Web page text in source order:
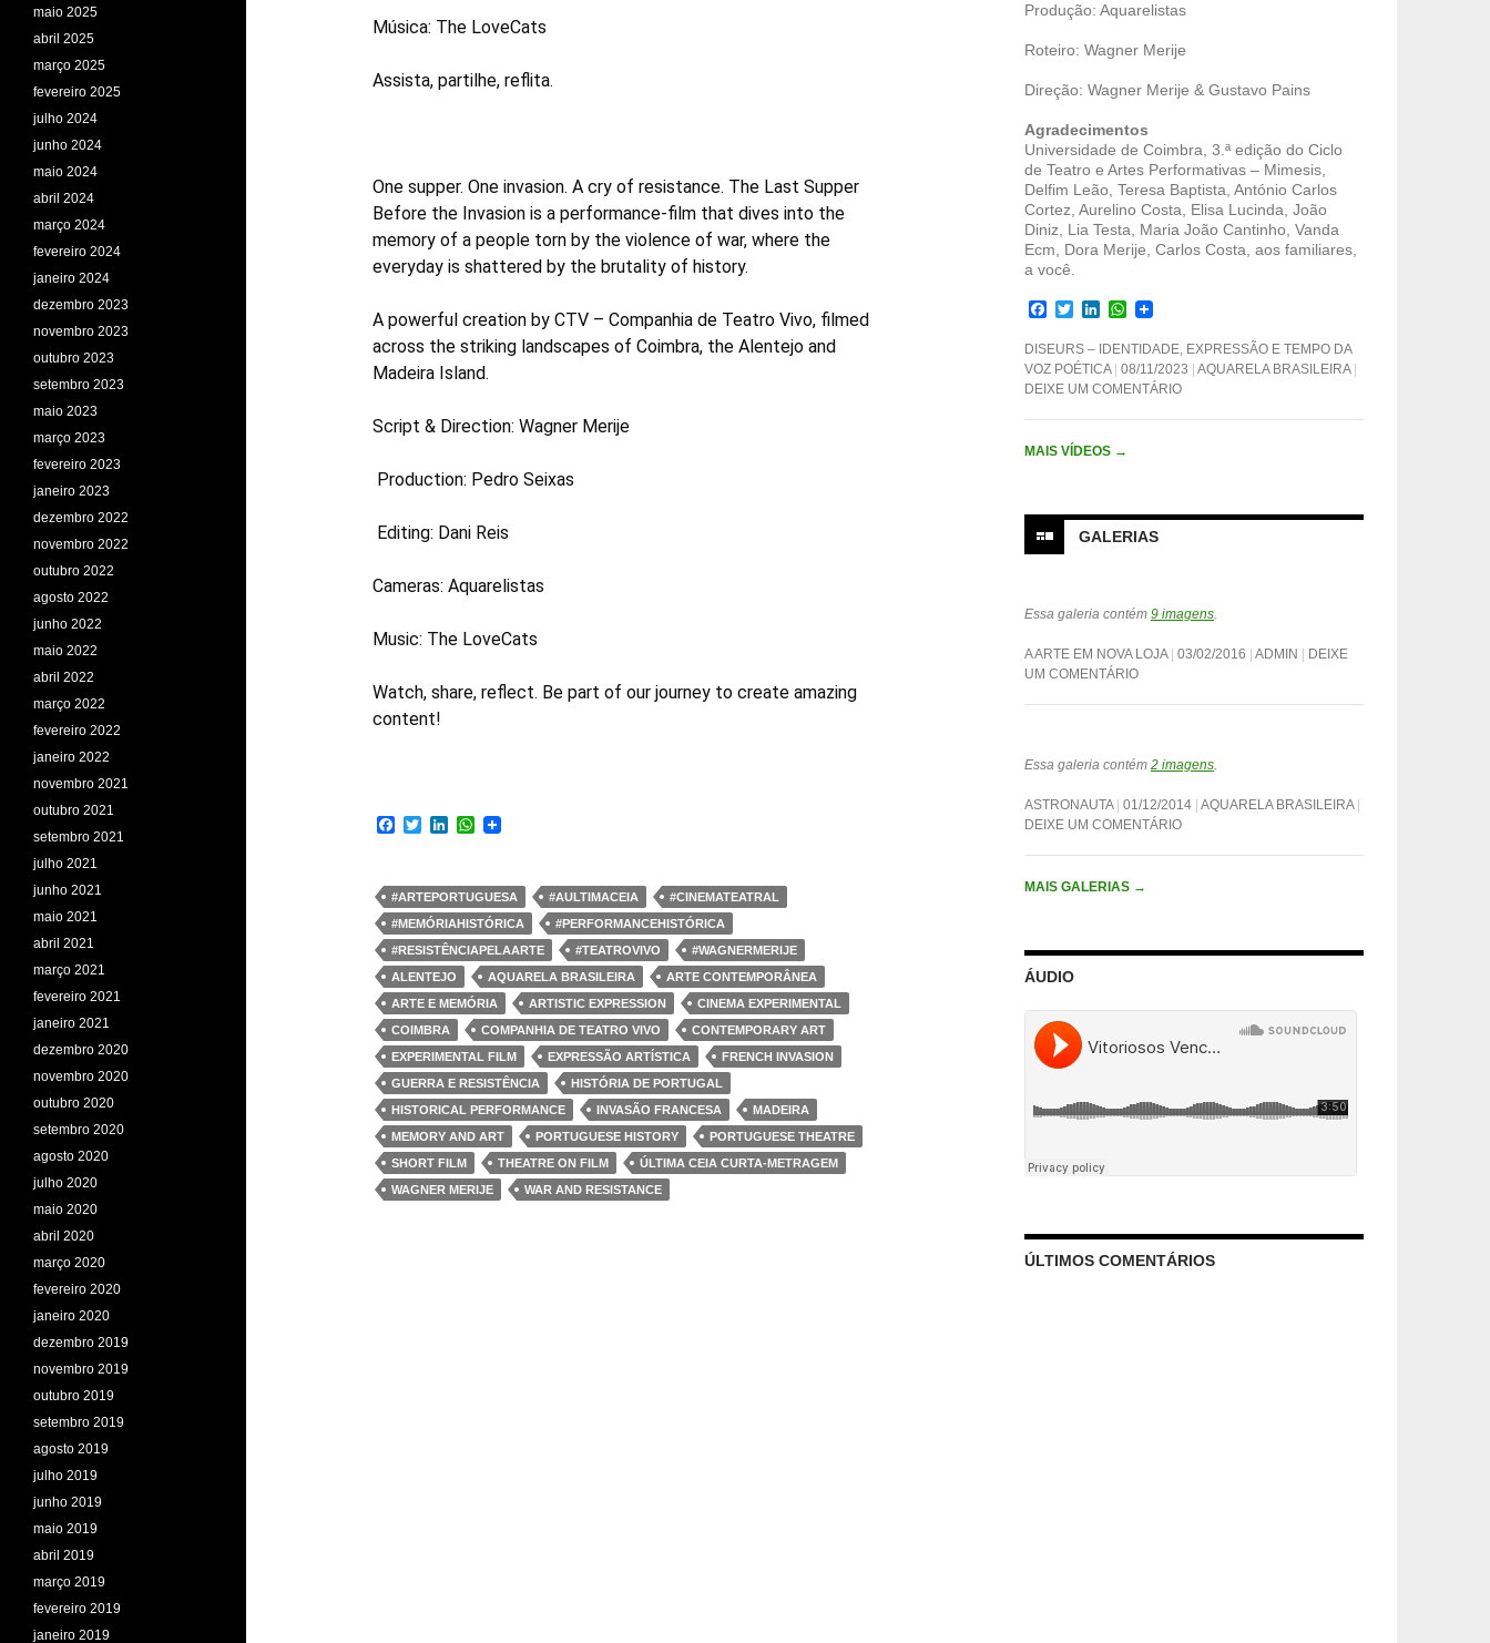
Música: The LoveCats
Assista, partilhe, reflita.
One supper. One invasion. A cry of resistance. The Last Supper
Before the Invasion is a performance-film that dives into the
memory of a people torn by the violence of war, where the
everyday is shattered by the brutality of history.
A powerful creation by CTV – Companhia de Teatro Vivo, filmed
across the striking landscapes of Coimbra, the Alentejo and
Madeira Island.
Script & Direction: Wagner Merije
Production: Pedro Seixas
Editing: Dani Reis
Cameras: Aquarelistas
Music: The LoveCats
Watch, share, reflect. Be part of our journey to create amazing
content!
F
b
o
o
k
T
t
e
r
L
e
d
I
n
W
s
A
p
p
#ARTEPORTUGUESA #AULTIMACEIA
#CINEMATEATRAL
#MEMÓRIAHISTÓRICA
#PERFORMANCEHISTÓRICA
#RESISTÊNCIAPELAARTE
#TEATROVIVO
#WAGNERMERIJE
ALENTEJO
AQUARELA BRASILEIRA
ARTE CONTEMPORÂNEA
ARTE E MEMÓRIA
ARTISTIC EXPRESSION
CINEMA EXPERIMENTAL
COIMBRA
COMPANHIA DE TEATRO VIVO
CONTEMPORARY ART
EXPERIMENTAL FILM
EXPRESSÃO ARTÍSTICA
FRENCH INVASION
GUERRA E RESISTÊNCIA
HISTÓRIA DE PORTUGAL
HISTORICAL PERFORMANCE
INVASÃO FRANCESA
MADEIRA
MEMORY AND ART
PORTUGUESE HISTORY
PORTUGUESE THEATRE
SHORT FILM
THEATRE ON FILM
ÚLTIMA CEIA CURTA-METRAGEM
WAGNER MERIJE
WAR AND RESISTANCE
Produção: Aquarelistas
Roteiro: Wagner Merije
Direção: Wagner Merije & Gustavo Pains
Agradecimentos
Universidade de Coimbra, 3.ª edição do Ciclo
de Teatro e Artes Performativas – Mimesis,
Delfim Leão, Teresa Baptista, António Carlos
Cortez, Aurelino Costa, Elisa Lucinda, João
Diniz, Lia Testa, Maria João Cantinho, Vanda
Ecm, Dora Merije, Carlos Costa, aos familiares,
a você.
F
c
e
b
o
o
T
i
t
t
e
r
L
n
k
e
d
I
W
a
t
s
A
p
DISEURS – IDENTIDADE, EXPRESSÃO E TEMPO DA
VOZ POÉTICA
08/11/2023
AQUARELA BRASILEIRA
DEIXE UM COMENTÁRIO
MAIS VÍDEOS →
GALERIAS
Essa galeria contém 9 imagens
A ARTE EM NOVA LOJA 03/02/2016 ADMIN
DEIXE
UM COMENTÁRIO
Essa galeria contém 2 imagens
ASTRONAUTA 01/12/2014 AQUARELA BRASILEIRA
DEIXE UM COMENTÁRIO
MAIS GALERIAS →
ÁUDIO
ÚLTIMOS COMENTÁRIOS
maio 2025
abril 2025
março 2025
fevereiro 2025
julho 2024
junho 2024
maio 2024
abril 2024
março 2024
fevereiro 2024
janeiro 2024
dezembro 2023
novembro 2023
outubro 2023
setembro 2023
maio 2023
março 2023
fevereiro 2023
janeiro 2023
dezembro 2022
novembro 2022
outubro 2022
agosto 2022
junho 2022
maio 2022
abril 2022
março 2022
fevereiro 2022
janeiro 2022
novembro 2021
outubro 2021
setembro 2021
julho 2021
junho 2021
maio 2021
abril 2021
março 2021
fevereiro 2021
janeiro 2021
dezembro 2020
novembro 2020
outubro 2020
setembro 2020
agosto 2020
julho 2020
maio 2020
abril 2020
março 2020
fevereiro 2020
janeiro 2020
dezembro 2019
novembro 2019
outubro 2019
setembro 2019
agosto 2019
julho 2019
junho 2019
maio 2019
abril 2019
março 2019
fevereiro 2019
janeiro 2019